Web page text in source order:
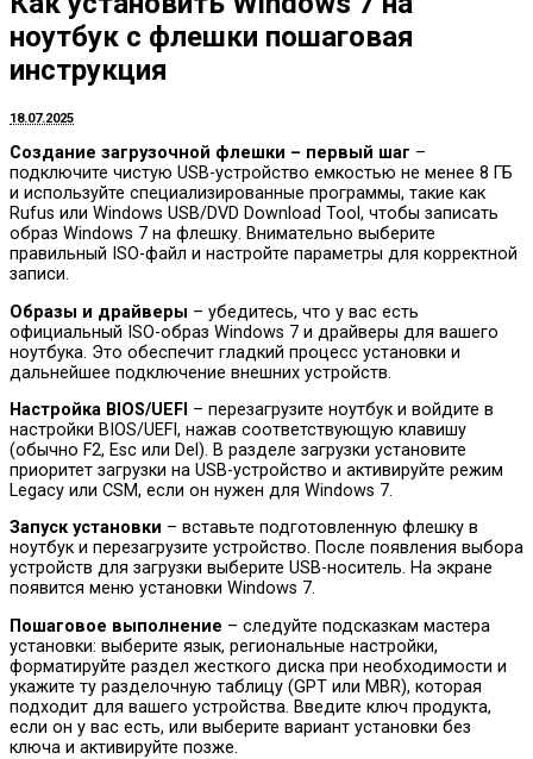
ноутбук с флешки пошаговая
инструкция
18.07.2025
Создание загрузочной флешки – первый шаг –
подключите чистую USB-устройство емкостью не менее 8 ГБ
и используйте специализированные программы, такие как
Rufus или Windows USB/DVD Download Tool, чтобы записать
образ Windows 7 на флешку. Внимательно выберите
правильный ISO-файл и настройте параметры для корректной
записи.
Образы и драйверы – убедитесь, что у вас есть
официальный ISO-образ Windows 7 и драйверы для вашего
ноутбука. Это обеспечит гладкий процесс установки и
дальнейшее подключение внешних устройств.
Настройка BIOS/UEFI – перезагрузите ноутбук и войдите в
настройки BIOS/UEFI, нажав соответствующую клавишу
(обычно F2, Esc или Del). В разделе загрузки установите
приоритет загрузки на USB-устройство и активируйте режим
Legacy или CSM, если он нужен для Windows 7.
Запуск установки – вставьте подготовленную флешку в
ноутбук и перезагрузите устройство. После появления выбора
устройств для загрузки выберите USB-носитель. На экране
появится меню установки Windows 7.
Пошаговое выполнение – следуйте подсказкам мастера
установки: выберите язык, региональные настройки,
форматируйте раздел жесткого диска при необходимости и
укажите ту разделочную таблицу (GPT или MBR), которая
подходит для вашего устройства. Введите ключ продукта,
если он у вас есть, или выберите вариант установки без
ключа и активируйте позже.